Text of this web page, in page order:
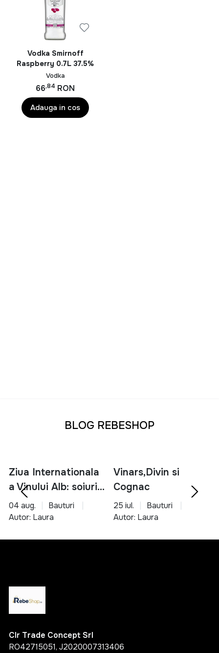
whisky îmbătrânit cu grijă, fiecare înghițitură este o
călătorie în lumea fermecată a aromelor și tradițiilor
băuturilor fine. Cheers!
Vodka Smirnoff
Raspberry 0.7L 37.5%
Vodka
66,84 RON
Adauga in cos
BLOG REBESHOP
Ziua Internationala
a Vinului Alb: soiuri,
servire si asocieri
culinare
04 aug.
Bauturi
Autor: Laura
Vinars,Divin si
Cognac
25 iul.
Bauturi
Autor: Laura
Clr Trade Concept Srl
RO42715051, J2020007313406